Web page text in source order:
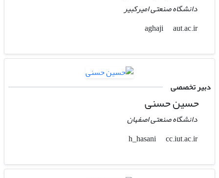
دانشگاه صنعتی امیرکبیر
aghaji
aut.ac.ir
دبیر تخصصی
حسین حسنی
دانشگاه صنعتی اصفهان
h_hasani
cc.iut.ac.ir